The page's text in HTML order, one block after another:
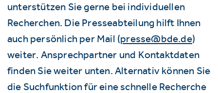
unterstützen Sie gerne bei individuellen
Recherchen. Die Presseabteilung hilft Ihnen
auch persönlich per Mail (presse@bde.de)
weiter. Ansprechpartner und Kontaktdaten
finden Sie weiter unten. Alternativ können Sie
die Suchfunktion für eine schnelle Recherche